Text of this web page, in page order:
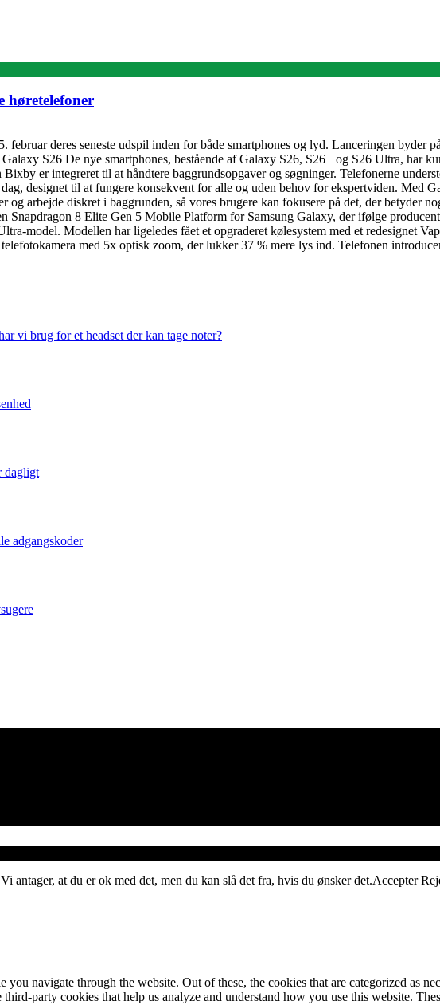
høretelefoner
deres seneste udspil inden for både smartphones og lyd. Lanceringen byder
S26 De nye smartphones, bestående af Galaxy S26, S26+ og S26 Ultra, har
er integreret til at håndtere baggrundsopgaver og søgninger. Telefonerne
designet til at fungere konsekvent for alle og uden behov for ekspertviden. Med
arbejde diskret i baggrunden, så vores brugere kan fokusere på det, der betyder
Snapdragon 8 Elite Gen 5 Mobile Platform for Samsung Galaxy, der ifølge
model. Modellen har ligeledes fået et opgraderet kølesystem med et redesignet
med 5x optisk zoom, der lukker 37 % mere lys ind. Telefonen
vi brug for et headset der kan tage noter?
dagligt
adgangskoder
antager, at du er ok med det, men du kan slå det fra, hvis du ønsker det.Accepter
navigate through the website. Out of these, the cookies that are categorized as
party cookies that help us analyze and understand how you use this website.